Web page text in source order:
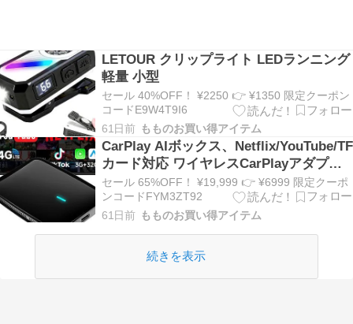
LETOUR クリップライト LEDランニング
軽量 小型
セール 40%OFF！ ¥2250 👉 ¥1350 限定クーポン
コードE9W4T9I6
61日前 もものお買い得アイテム
CarPlay AIボックス、Netflix/YouTube/TF
カード対応 ワイヤレスCarPlayアダプタ
ー
セール 65%OFF！ ¥19,999 👉 ¥6999 限定クーポ
ンコードFYM3ZT92
61日前 もものお買い得アイテム
続きを表示